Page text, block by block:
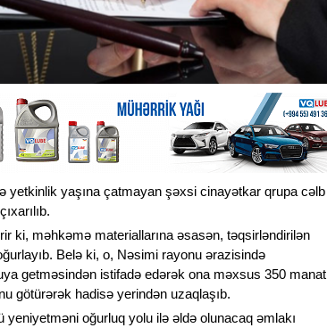
yetkinlik yaşına çatmayan şəxsi cinayətkar qrupa cəlb
ki, məhkəmə materiallarına əsasən, təqsirləndirilən
Belə ki, o, Nəsimi rayonu ərazisində
getməsindən istifadə edərək ona məxsus 350 manat
götürərək hadisə yerindən uzaqlaşıb.
oğurluq yolu ilə əldə olunacaq əmlakı